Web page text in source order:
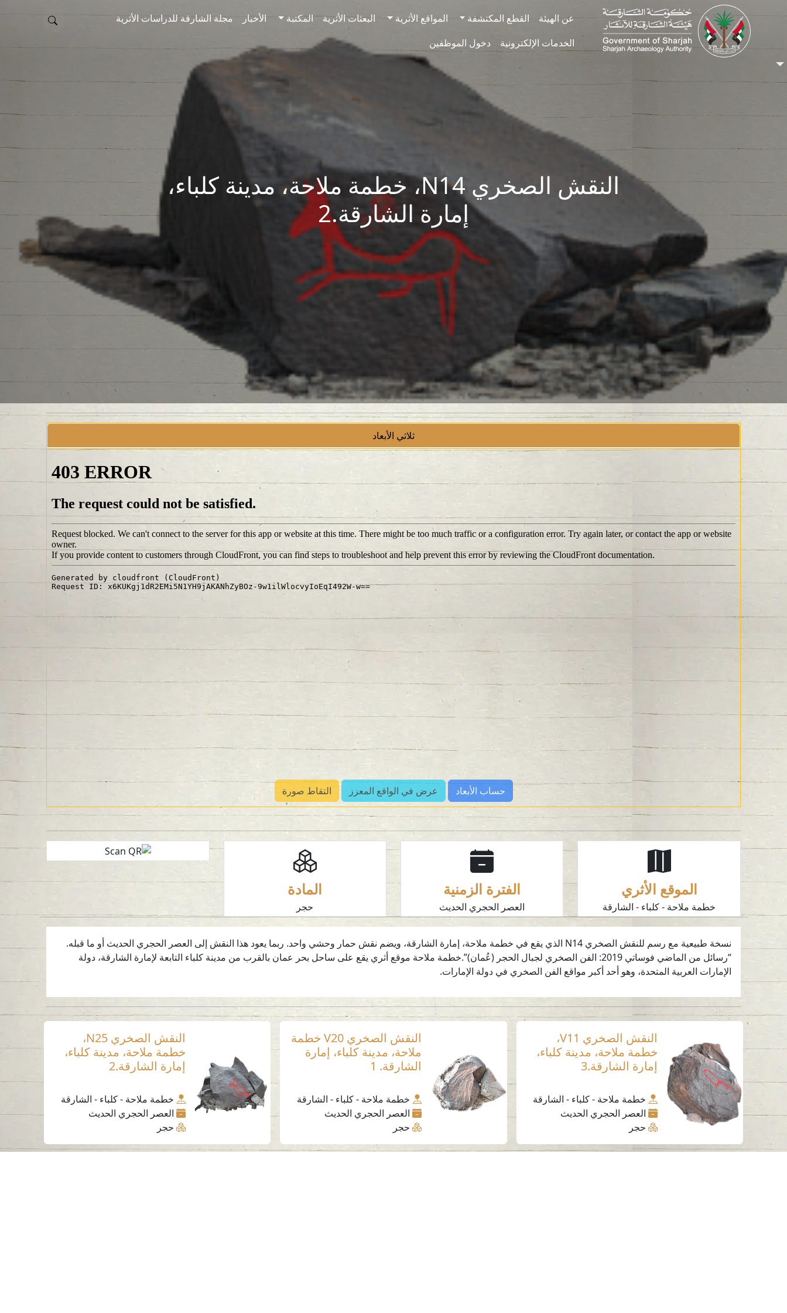
Skip to main content
عن الهيئة
القطع المكتشفة المواقع الأثرية البعثات الأثرية المكتبة الأخبار
مجلة الشارقة للدراسات الأثرية
الخدمات الإلكترونية
دخول الموظفين
النقش الصخري N14، خطمة ملاحة، مدينة كلباء،
إمارة الشارقة.2
ثلاثي الأبعاد
حساب الأبعاد عرض في الواقع المعزز التقاط صورة
الموقع الأثري
خطمة ملاحة - كلباء - الشارقة
الفترة الزمنية
العصر الحجري الحديث
المادة
حجر
نسخة طبيعية مع رسم للنقش الصخري N14 الذي يقع في خطمة ملاحة، إمارة الشارقة، ويضم نقش حمار وحشي واحد. ربما يعود هذا النقش إلى العصر الحجري الحديث أو ما قبله.
“رسائل من الماضي فوساتي 2019: الفن الصخري لجبال الحجر (عُمان)”.خطمة ملاحة موقع أثري يقع على ساحل بحر عمان بالقرب من مدينة كلباء التابعة لإمارة الشارقة، دولة
الإمارات العربية المتحدة، وهو أحد أكبر مواقع الفن الصخري في دولة الإمارات.
النقش الصخري V11،
خطمة ملاحة، مدينة كلباء،
إمارة الشارقة.3
خطمة ملاحة - كلباء - الشارقة
العصر الحجري الحديث
حجر
النقش الصخري V20 خطمة
ملاحة، مدينة كلباء، إمارة
الشارقة. 1
خطمة ملاحة - كلباء - الشارقة
العصر الحجري الحديث
حجر
النقش الصخري N25،
خطمة ملاحة، مدينة كلباء،
إمارة الشارقة.2
خطمة ملاحة - كلباء - الشارقة
العصر الحجري الحديث
حجر